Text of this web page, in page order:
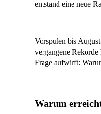
entstand eine neue
Vorspulen bis
vergangene
Frage aufwirft:
Warum